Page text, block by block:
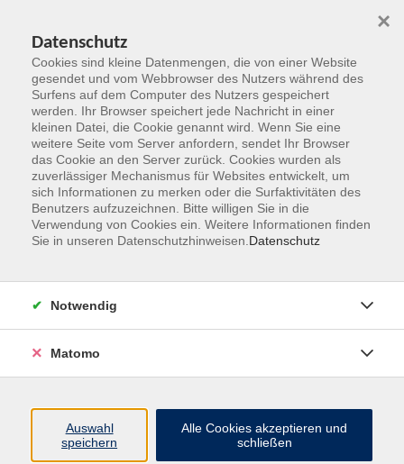
Zum Hauptinhalt springen
Der Kurs konnte nicht gefunden werden.
Erich-Kästner-Str. 5
65232 Taunusstein
info@vhs-rtk.de
Tel: 06128-92770
Datenschutz
Cookies sind kleine Datenmengen, die von einer Website
gesendet und vom Webbrowser des Nutzers während des
Surfens auf dem Computer des Nutzers gespeichert
werden. Ihr Browser speichert jede Nachricht in einer
kleinen Datei, die Cookie genannt wird. Wenn Sie eine
weitere Seite vom Server anfordern, sendet Ihr Browser
das Cookie an den Server zurück. Cookies wurden als
zuverlässiger Mechanismus für Websites entwickelt, um
sich Informationen zu merken oder die Surfaktivitäten des
Benutzers aufzuzeichnen. Bitte willigen Sie in die
Verwendung von Cookies ein. Weitere Informationen finden
Sie in unseren Datenschutzhinweisen. Datenschutz
×
Notwendig
Matomo
Auswahl
speichern
Alle Cookies akzeptieren und
schließen